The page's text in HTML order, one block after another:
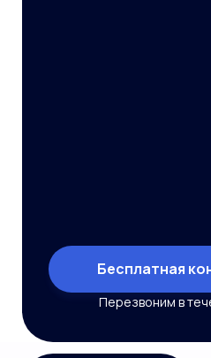
Бесплатная
Перезвоним в